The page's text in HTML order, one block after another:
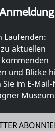
Laufenden:
aktuellen
und Blicke
Sie im E-